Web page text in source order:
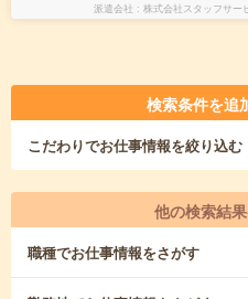
派遣会社 株式会社スタッフサー
検索条件を追
こだわりでお仕事情報を絞り込む
他の検索結
職種でお仕事情報をさがす